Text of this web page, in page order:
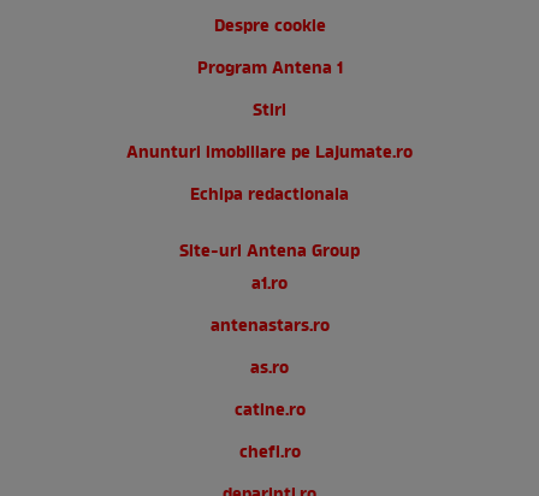
Despre cookie
Program Antena 1
Stiri
Anunturi imobiliare pe Lajumate.ro
Echipa redactionala
Site-uri Antena Group
a1.ro
antenastars.ro
as.ro
catine.ro
chefi.ro